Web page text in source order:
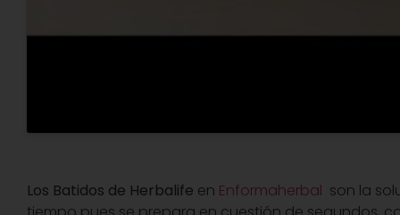
Los Batidos de Herbalife en Enformaherbal son la